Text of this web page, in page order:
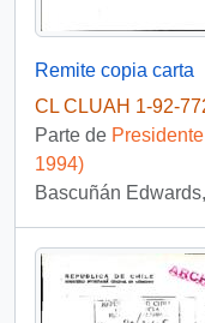
Remite copia carta
CL CLUAH 1-92-
Parte de
1994)
Bascuñán